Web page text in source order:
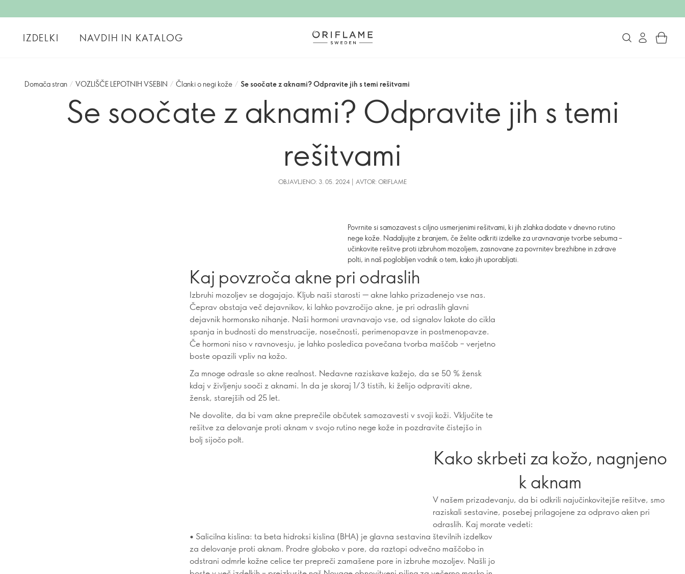
IZDELKI NAVDIH IN KATALOG
Domača stran / VOZLIŠČE LEPOTNIH VSEBIN / Članki o negi kože / Se soočate z aknami? Odpravite jih s temi rešitvami
Se soočate z aknami? Odpravite jih s temi
rešitvami
OBJAVLJENO: 3. 05. 2024 | AVTOR: ORIFLAME
Povrnite si samozavest s ciljno usmerjenimi rešitvami, ki jih zlahka dodate v dnevno rutino
nege kože. Nadaljujte z branjem, če želite odkriti izdelke za uravnavanje tvorbe sebuma –
učinkovite rešitve proti izbruhom mozoljem, zasnovane za povrnitev brezhibne in zdrave
polti, in naš poglobljen vodnik o tem, kako jih uporabljati.
Kaj povzroča akne pri odraslih
Izbruhi mozoljev se dogajajo. Kljub naši starosti — akne lahko prizadenejo vse nas.
Čeprav obstaja več dejavnikov, ki lahko povzročijo akne, je pri odraslih glavni
dejavnik hormonsko nihanje. Naši hormoni uravnavajo vse, od signalov lakote do cikla
spanja in budnosti do menstruacije, nosečnosti, perimenopavze in postmenopavze.
Če hormoni niso v ravnovesju, je lahko posledica povečana tvorba maščob – verjetno
boste opazili vpliv na kožo.
Za mnoge odrasle so akne realnost. Nedavne raziskave kažejo, da se 50 % žensk
kdaj v življenju sooči z aknami. In da je skoraj 1/3 tistih, ki želijo odpraviti akne,
žensk, starejših od 25 let.
Ne dovolite, da bi vam akne preprečile občutek samozavesti v svoji koži. Vključite te
rešitve za delovanje proti aknam v svojo rutino nege kože in pozdravite čistejšo in
bolj sijočo polt.
Kako skrbeti za kožo, nagnjeno
k aknam
V našem prizadevanju, da bi odkrili najučinkovitejše rešitve, smo
raziskali sestavine, posebej prilagojene za odpravo aken pri
odraslih. Kaj morate vedeti:
• Salicilna kislina: ta beta hidroksi kislina (BHA) je glavna sestavina številnih izdelkov
za delovanje proti aknam. Prodre globoko v pore, da raztopi odvečno maščobo in
odstrani odmrle kožne celice ter prepreči zamašene pore in izbruhe mozoljev. Našli jo